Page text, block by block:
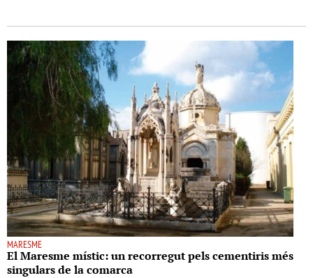
MARESME
El Maresme místic: un recorregut pels cementiris més
singulars de la comarca